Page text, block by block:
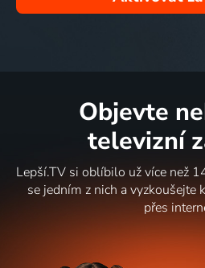
Objevte
televizní
Lepší.TV si oblíbilo už více než
se jedním z nich a vyzkoušejte
přes